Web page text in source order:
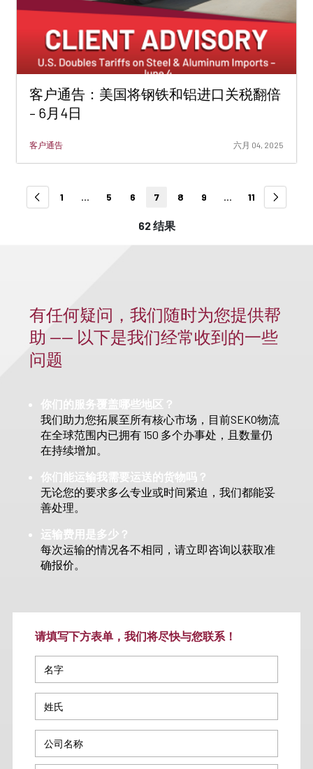
客户通告：美国将钢铁和铝进口关税翻倍
– 6月4日
客户通告 六月 04, 2025
1 ... 5 6 7 8 9 ... 11
62 结果
有任何疑问，我们随时为您提供帮
助 —— 以下是我们经常收到的一些
问题
你们的服务覆盖哪些地区？
我们助力您拓展至所有核心市场，目前SEKO物流
在全球范围内已拥有 150 多个办事处，且数量仍
在持续增加。
你们能运输我需要运送的货物吗？
无论您的要求多么专业或时间紧迫，我们都能妥
善处理。
运输费用是多少？
每次运输的情况各不相同，请立即咨询以获取准
确报价。
请填写下方表单，我们将尽快与您联系！